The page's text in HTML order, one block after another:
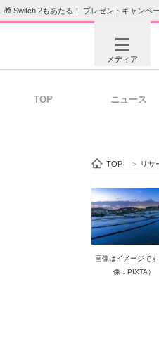
🎁 Switch 2もあたる！ プレゼントキャンペ
メディア
ビジネ
ITエンジ
TOP ニュース
TOP > リサ
画像はイメージで
像：PIXTA）